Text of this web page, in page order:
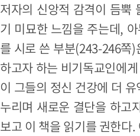
저자의 신앙적 감격이 듬뿍
기 미묘한 느낌을 주는데,
를 시로 쓴 부분(243-246쪽
하고자 하는 비기독교인에
이 그들의 정신 건강에 더
누리며 새로운 결단을 하고
보고 이 책을 읽기를 권한다